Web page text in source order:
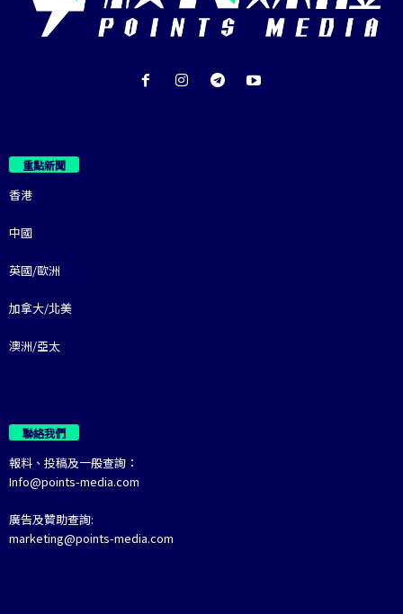
重點新聞
香港
中國
英國/歐洲
加拿大/北美
澳洲/亞太
聯絡我們
報料、投稿及一般查詢：
Info@points-media.com
廣告及贊助查詢:
marketing@points-media.com